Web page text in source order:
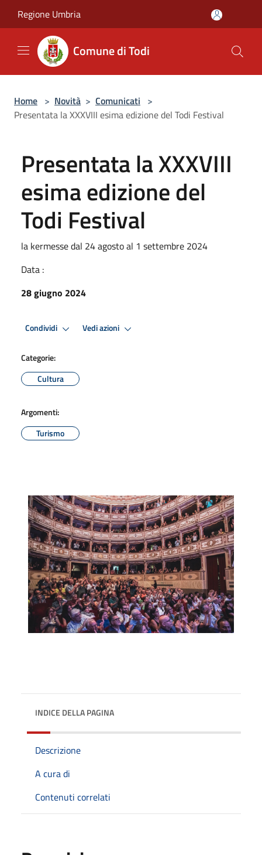
Regione Umbria
Comune di Todi
Home > Novità > Comunicati >
Presentata la XXXVIII esima edizione del Todi Festival
Presentata la XXXVIII
esima edizione del
Todi Festival
la kermesse dal 24 agosto al 1 settembre 2024
Data :
28 giugno 2024
Condividi Vedi azioni
Categorie:
Cultura
Argomenti:
Turismo
INDICE DELLA PAGINA
Descrizione
A cura di
Contenuti correlati